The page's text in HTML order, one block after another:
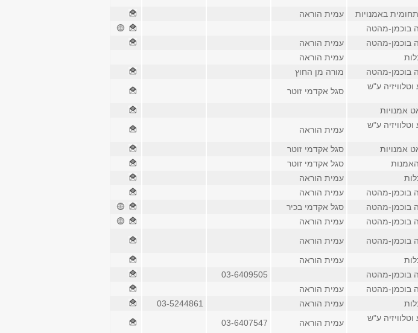
באמנויות
עמית הוראה
בוכמן-מהטה
בוכמן-מהטה
עמית הוראה
עמית הוראה
בוכמן-מהטה
מורה מן החוץ
וטלוויזיה ע"ש
סגל אקדמי זוטר
אמנויות
וטלוויזיה ע"ש
עמית הוראה
אמנויות
סגל אקדמי זוטר
סגל אקדמי זוטר
עמית הוראה
בוכמן-מהטה
עמית הוראה
בוכמן-מהטה
סגל אקדמי בכיר
בוכמן-מהטה
עמית הוראה
בוכמן-מהטה
עמית הוראה
עמית הוראה
בוכמן-מהטה
03-6409505
בוכמן-מהטה
עמית הוראה
עמית הוראה
03-5244861
וטלוויזיה ע"ש
עמית הוראה 03-6407547